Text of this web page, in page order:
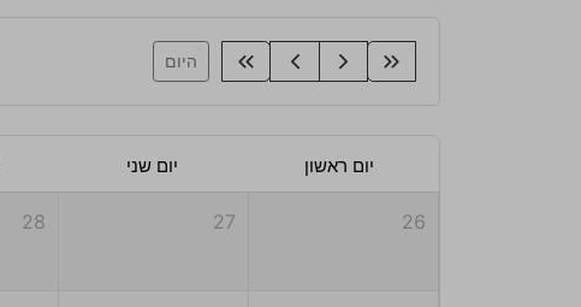
היום
יום ראשון יום שני
26
27
28